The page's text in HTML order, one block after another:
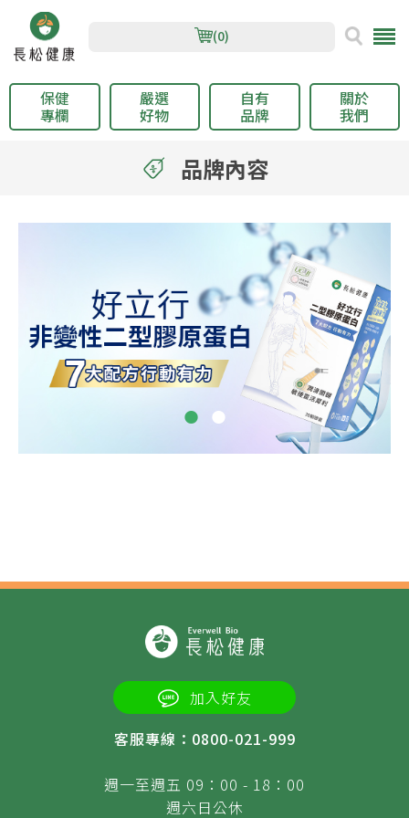
(0)
保健
專欄
嚴選
好物
自有
品牌
關於
我們
品牌內容
加入好友
客服專線：0800-021-999
週一至週五 09：00 - 18：00
週六日公休